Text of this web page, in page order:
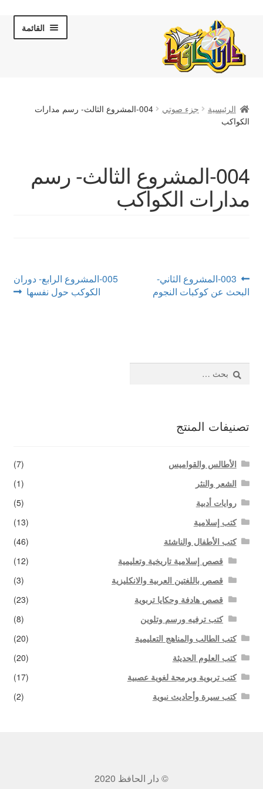
navigation
content
القائمة
عن دار الحافظ
المكتبة المرئية
لقاءات تلفزيونية
الرئيسية جزء صوتي
004-المشروع الثالث- رسم مدارات
الكواكب
004-المشروع الثالث- رسم
مدارات الكواكب
تصفّح
المقالات
Previous
post:
003-المشروع الثاني-
البحث عن كوكبات النجوم
Next005-المشروع الرابع- دوران
الكوكب حول نفسها
عن:
تصنيفات المنتج
الأطالس والقواميس
(7)
الشعر والنثر
(1)
روايات أدبية
(5)
كتب إسلامية
(13)
كتب الأطفال والناشئة
(46)
قصص إسلامية تاريخية وتعليمية
(12)
قصص باللغتين العربية والانكليزية
(3)
قصص هادفة وحكايا تربوية
(23)
كتب ترفيه ورسم وتلوين
(8)
كتب الطالب والمناهج التعليمية
(20)
كتب العلوم الحديثة
(20)
كتب تربوية وبرمجة لغوية عصبية
(17)
كتب سيرة وأحاديث نبوية
(2)
© دار الحافظ 2020